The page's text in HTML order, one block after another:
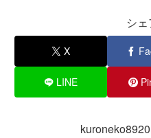
シ
X
LINE